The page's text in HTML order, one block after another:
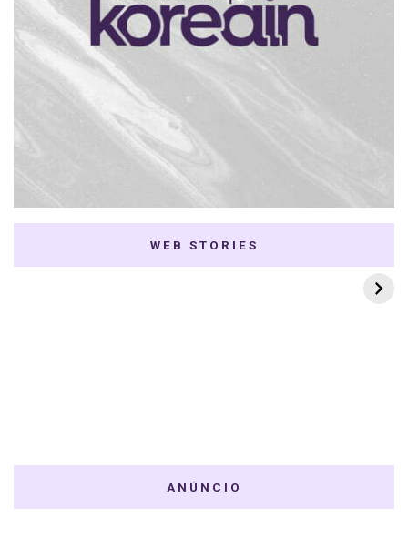
WEB STORIES
7 K-dramas Enemies
to Lovers
Thai Dramas com
First e Khaotung
ANÚNCIO